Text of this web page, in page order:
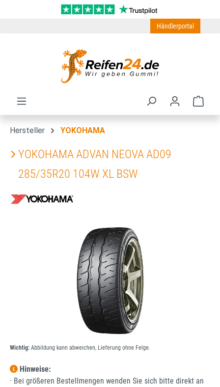
Zum Hauptinhalt springen
Händlerportal
Hersteller YOKOHAMA
YOKOHAMA ADVAN NEOVA AD09
285/35R20 104W XL BSW
Bildergalerie überspringen
Wichtig: Abbildung kann abweichen, Lieferung ohne Felge.
Hinweise:
· Bei größeren Bestellmengen wenden Sie sich bitte direkt an